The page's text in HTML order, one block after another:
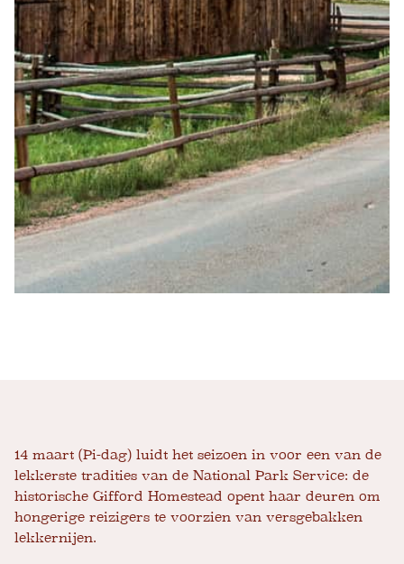
14 maart (Pi-dag) luidt het seizoen in voor een van de
lekkerste tradities van de National Park Service: de
historische Gifford Homestead opent haar deuren om
hongerige reizigers te voorzien van versgebakken
lekkernijen.